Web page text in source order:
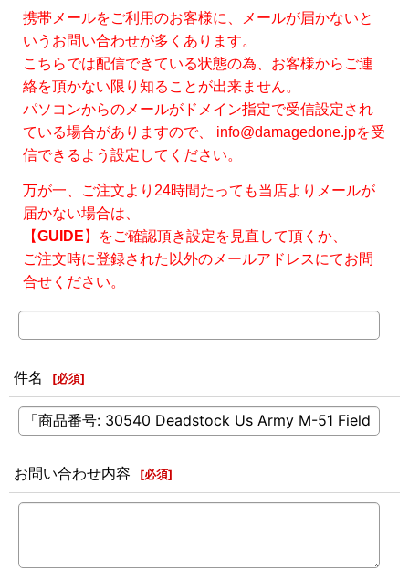
携帯メールをご利用のお客様に、メールが届かないと
いうお問い合わせが多くあります。
こちらでは配信できている状態の為、お客様からご連
絡を頂かない限り知ることが出来ません。
パソコンからのメールがドメイン指定で受信設定され
ている場合がありますので、 info@damagedone.jpを受
信できるよう設定してください。
万が一、ご注文より24時間たっても当店よりメールが
届かない場合は、
【GUIDE 】をご確認頂き設定を見直して頂くか、
ご注文時に登録された以外のメールアドレスにてお問
合せください。
件名 [必須]
お問い合わせ内容 [必須]